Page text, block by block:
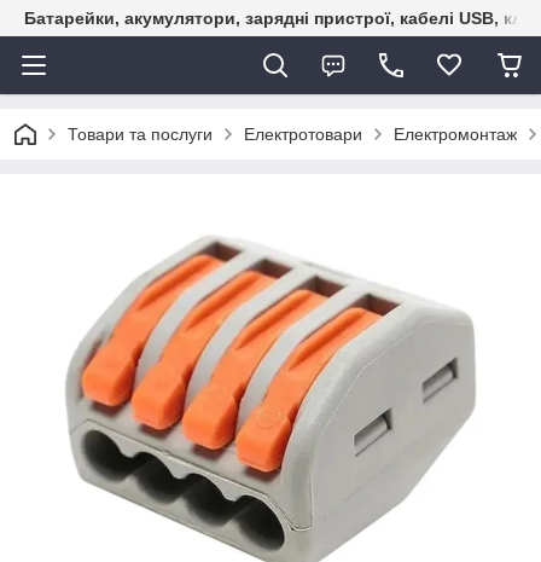
Батарейки, акумулятори, зарядні пристрої, кабелі USB,
Товари та послуги Електротовари Електромонтаж